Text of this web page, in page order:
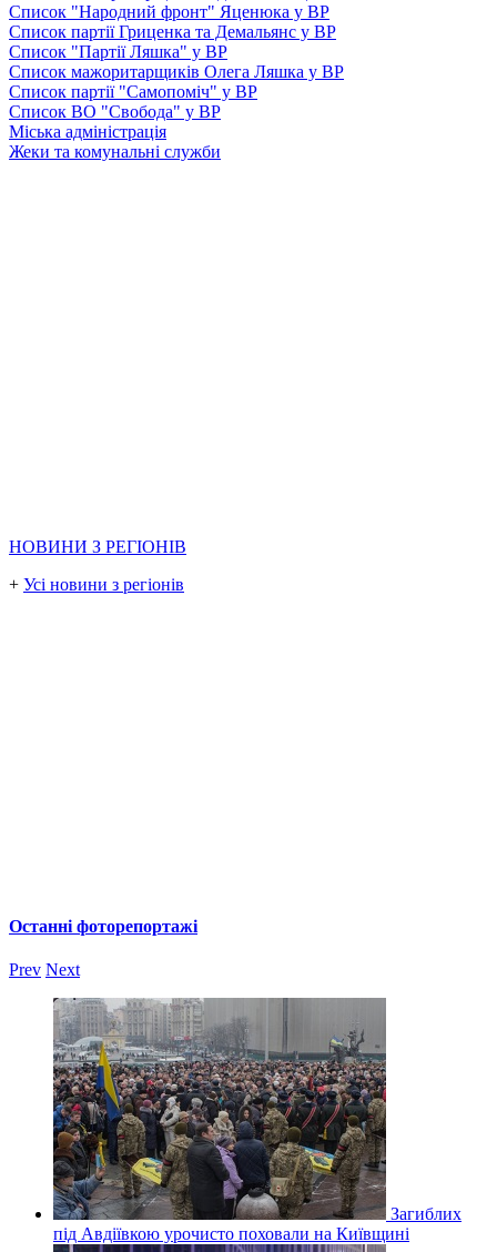
Список "Народний фронт" Яценюка у ВР
Список партії Гриценка та Демальянс у ВР
Список "Партії Ляшка" у ВР
Список мажоритарщиків Олега Ляшка у ВР
Список партії "Самопоміч" у ВР
Список ВО "Свобода" у ВР
Міська адміністрація
Жеки та комунальні служби
НОВИНИ З РЕГІОНІВ
+ Усі новини з регіонів
Останні фоторепортажі
Prev Next
Загиблих
під Авдіївкою урочисто поховали на Київщині